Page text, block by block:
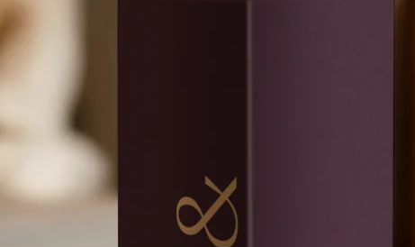
Gratis kort med hilsen
Lag noe unikt med bare noen få steg - med hennes navn, et
øyeblikket.